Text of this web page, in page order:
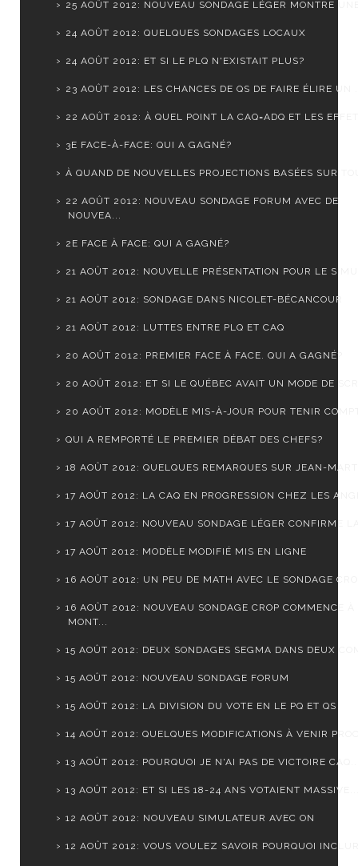
25 AOÛT 2012: NOUVEAU SONDAGE LÉGER MONTRE
24 AOÛT 2012: QUELQUES SONDAGES LOCAUX
24 AOÛT 2012: ET SI LE PLQ N'EXISTAIT PLUS?
23 AOÛT 2012: LES CHANCES DE QS DE FAIRE ÉLIRE UN
22 AOÛT 2012: À QUEL POINT LA CAQ=ADQ ET LES
3E FACE-À-FACE: QUI A GAGNÉ?
À QUAND DE NOUVELLES PROJECTIONS BASÉES SUR
22 AOÛT 2012: NOUVEAU SONDAGE FORUM AVEC DE
NOUVEA...
2E FACE À FACE: QUI A GAGNÉ?
21 AOÛT 2012: NOUVELLE PRÉSENTATION POUR LE
21 AOÛT 2012: SONDAGE DANS NICOLET-BÉCANCOUR
21 AOÛT 2012: LUTTES ENTRE PLQ ET CAQ
20 AOÛT 2012: PREMIER FACE À FACE. QUI A GAGNÉ?
20 AOÛT 2012: ET SI LE QUÉBEC AVAIT UN MODE DE
20 AOÛT 2012: MODÈLE MIS-À-JOUR POUR TENIR
QUI A REMPORTÉ LE PREMIER DÉBAT DES CHEFS?
18 AOÛT 2012: QUELQUES REMARQUES SUR JEAN-
17 AOÛT 2012: LA CAQ EN PROGRESSION CHEZ LES
17 AOÛT 2012: NOUVEAU SONDAGE LÉGER CONFIRME
17 AOÛT 2012: MODÈLE MODIFIÉ MIS EN LIGNE
16 AOÛT 2012: UN PEU DE MATH AVEC LE SONDAGE
16 AOÛT 2012: NOUVEAU SONDAGE CROP COMMENCE À
MONT...
15 AOÛT 2012: DEUX SONDAGES SEGMA DANS DEUX
15 AOÛT 2012: NOUVEAU SONDAGE FORUM
15 AOÛT 2012: LA DIVISION DU VOTE EN LE PQ ET QS
14 AOÛT 2012: QUELQUES MODIFICATIONS À VENIR
13 AOÛT 2012: POURQUOI JE N'AI PAS DE VICTOIRE
13 AOÛT 2012: ET SI LES 18-24 ANS VOTAIENT
12 AOÛT 2012: NOUVEAU SIMULATEUR AVEC ON
12 AOÛT 2012: VOUS VOULEZ SAVOIR POURQUOI